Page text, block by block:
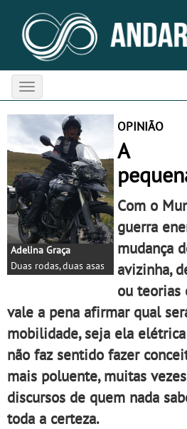
Toggle
navigation
Adelina Graça
Duas rodas, duas asas
OPINIÃO
A
Com o
guerra
mudança
avizinha,
ou teorias
vale a pena afirmar qual
mobilidade, seja ela
não faz sentido fazer
mais poluente, muitas
discursos de quem nada
toda a certeza.